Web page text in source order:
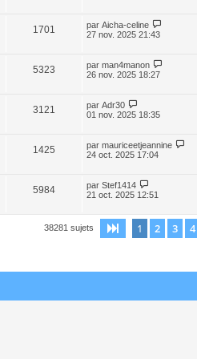
1701 par Aicha-celine
27 nov. 2025 21:43
5323 par man4manon
26 nov. 2025 18:27
3121 par Adr30
01 nov. 2025 18:35
1425 par mauriceetjeannine
24 oct. 2025 17:04
5984 par Stef1414
21 oct. 2025 12:51
38281 sujets Page sur1532
1 2 3 4